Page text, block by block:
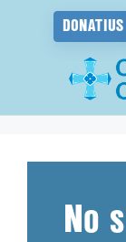
DONATIUS
No